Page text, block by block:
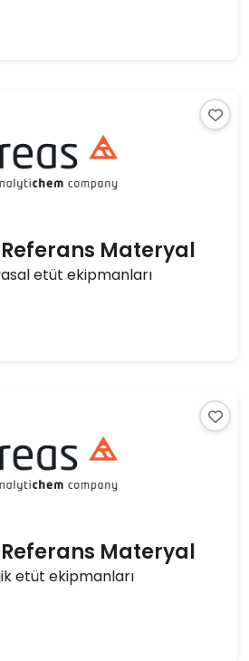
Materyal
etüt ekipmanları
Materyal
etüt ekipmanları